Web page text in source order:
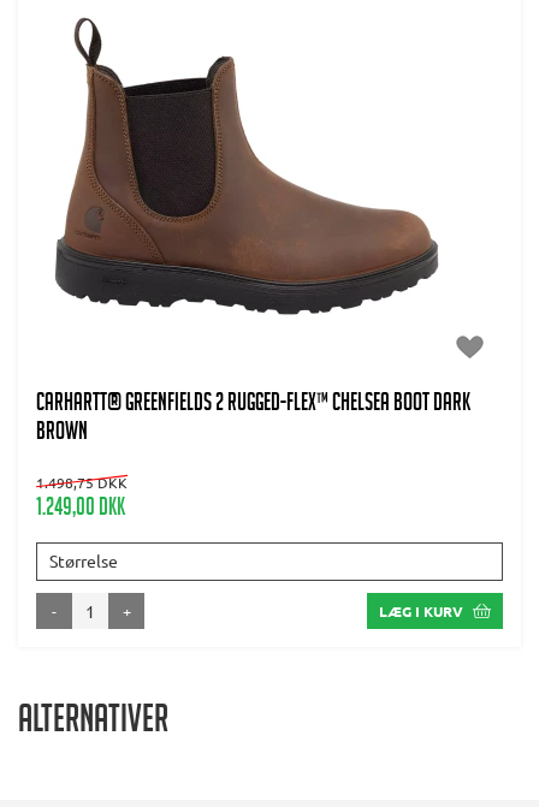
CARHARTT® GREENFIELDS 2 RUGGED-FLEX™ CHELSEA BOOT DARK
BROWN
1.498,75 DKK
1.249,00 DKK
Størrelse
- + LÆG I KURV
Alternativer